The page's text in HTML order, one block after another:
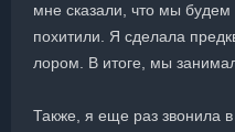
мне сказали, что мы будем
похитили. Я сделала
лором. В итоге, мы
Также, я еще раз звонила